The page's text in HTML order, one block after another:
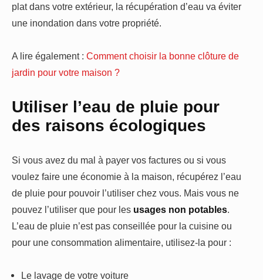
plat dans votre extérieur, la récupération d’eau va éviter
une inondation dans votre propriété.
A lire également : Comment choisir la bonne clôture de
jardin pour votre maison ?
Utiliser l’eau de pluie pour
des raisons écologiques
Si vous avez du mal à payer vos factures ou si vous
voulez faire une économie à la maison, récupérez l’eau
de pluie pour pouvoir l’utiliser chez vous. Mais vous ne
pouvez l’utiliser que pour les usages non potables.
L’eau de pluie n’est pas conseillée pour la cuisine ou
pour une consommation alimentaire, utilisez-la pour :
Le lavage de votre voiture